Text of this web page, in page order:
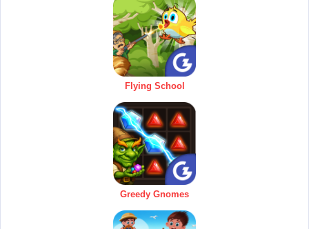
Flying School
Greedy Gnomes